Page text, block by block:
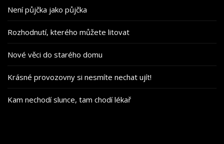
Není půjčka jako půjčka
Rozhodnutí, kterého můžete litovat
Nové věci do starého domu
Krásné provozovny si nesmíte nechat ujít!
Kam nechodí slunce, tam chodí lékař